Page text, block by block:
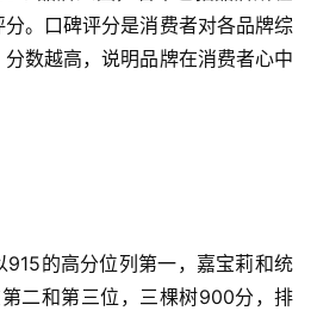
。口碑评分是消费者对各品牌综
数越高，说明品牌在消费者心中
的高分位列第一，嘉宝莉和统
二和第三位，三棵树900分，排